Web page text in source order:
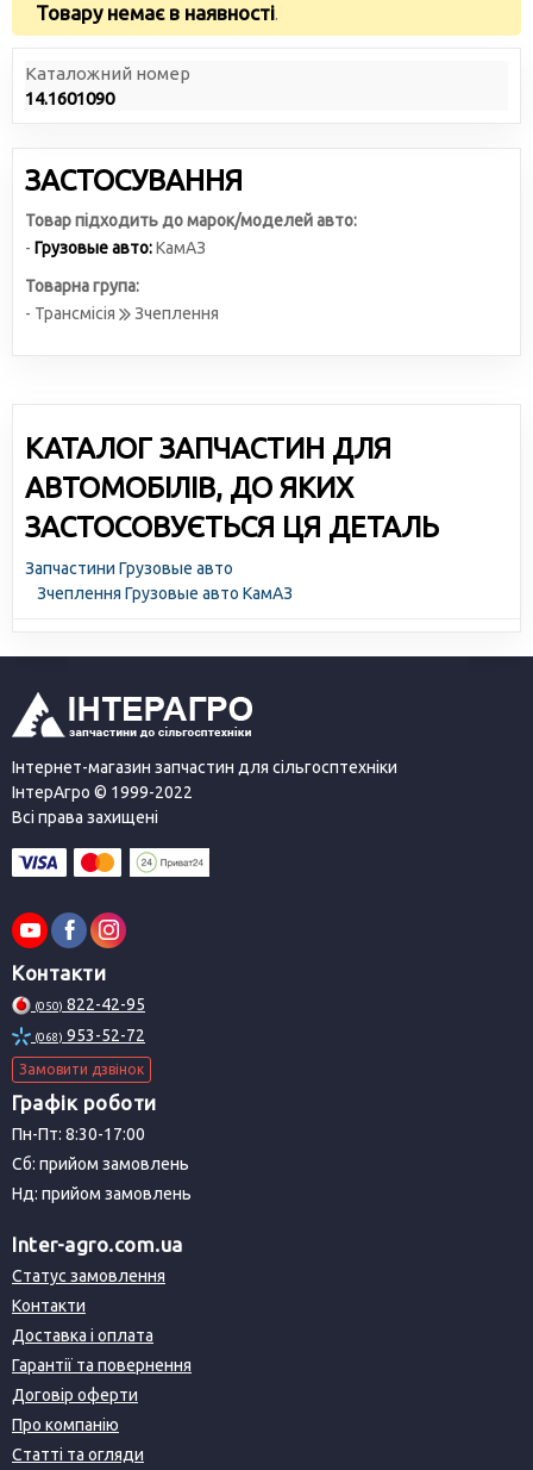
Товару немає в наявності.
Каталожний номер
14.1601090
ЗАСТОСУВАННЯ
Товар підходить до марок/моделей авто:
- Грузовые авто:КамАЗ
Товарна група:
- Трансмісія
Зчеплення
КАТАЛОГ ЗАПЧАСТИН ДЛЯ
АВТОМОБІЛІВ, ДО ЯКИХ
ЗАСТОСОВУЄТЬСЯ ЦЯ ДЕТАЛЬ
Запчастини Грузовые авто
Зчеплення Грузовые авто КамАЗ
Інтернет-магазин запчастин для сільгосптехніки
ІнтерАгро © 1999-2022
Всі права захищені
Контакти
(050) 822-42-95
(068) 953-52-72
Замовити дзвінок
Графік роботи
Пн-Пт: 8:30-17:00
Сб: прийом замовлень
Нд: прийом замовлень
Inter-agro.com.ua
Статус замовлення
Контакти
Доставка і оплата
Гарантії та повернення
Договір оферти
Про компанію
Статті та огляди